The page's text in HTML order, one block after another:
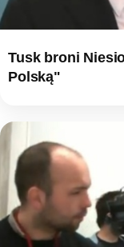
Tusk broni
Polską"